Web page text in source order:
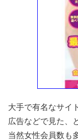
大手で有名なサイ
広告などで見た、
当然女性会員数も